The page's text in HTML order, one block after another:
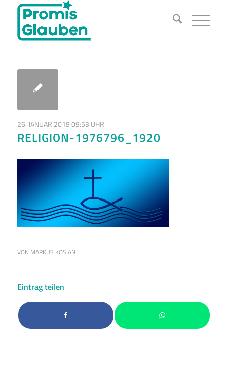
26. JANUAR 2019 09:53 UHR
RELIGION-1976796_1920
VON MARKUS KOSIAN
Eintrag teilen